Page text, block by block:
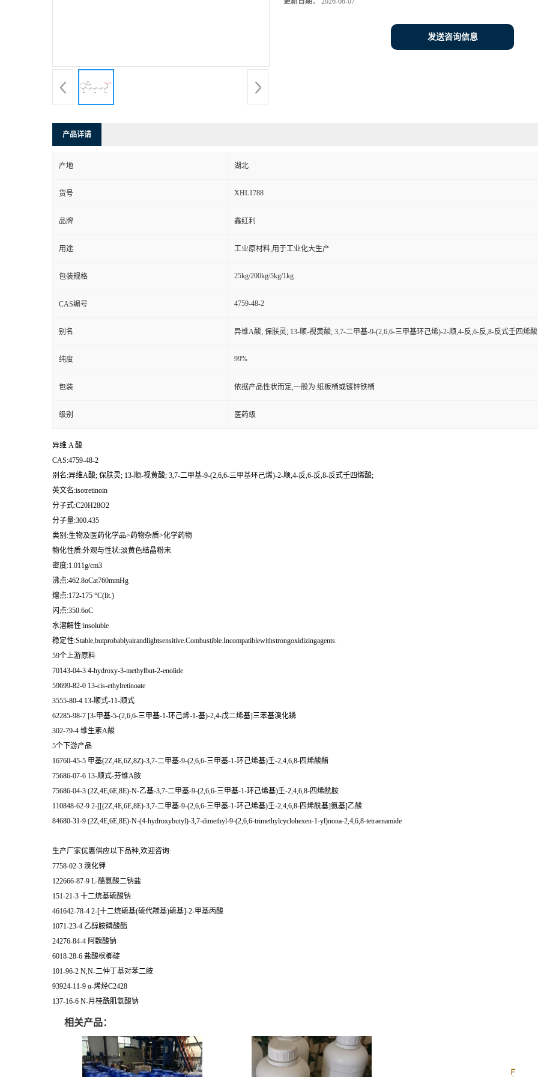
发送咨询信息
产品详请
产地 湖北
货号 XHL1788
品牌 鑫红利
用途 工业原材料,用于工业化大生产
包装规格 25kg/200kg/5kg/1kg
CAS编号 4759-48-2
别名 异维A酸; 保肤灵; 13-顺-视黄酸; 3,7-二甲基-9-(2,6,6-三甲基环己烯)-2-顺,4-反,6-反,8-反式壬四烯
纯度 99%
包装 依据产品性状而定,一般为:纸板桶或镀锌铁桶
级别 医药级
异维 A 酸
CAS:4759-48-2
别名:异维A酸; 保肤灵; 13-顺-视黄酸; 3,7-二甲基-9-(2,6,6-三甲基环己烯)-2-顺,4-反,6-反,8-反式壬四烯酸;
英文名:isotretinoin
分子式:C20H28O2
分子量:300.435
类别:生物及医药化学品>药物杂质>化学药物
物化性质:外观与性状:淡黄色结晶粉末
密度:1.011g/cm3
沸点:462.8oCat760mmHg
熔点:172-175 °C(lit.)
闪点:350.6oC
水溶解性:insoluble
稳定性:Stable,butprobablyairandlightsensitive.Combustible.Incompatiblewithstrongoxidizingagents.
59个上游原料
70143-04-3 4-hydroxy-3-methylbut-2-enolide
59699-82-0 13-cis-ethylretinoate
3555-80-4 13-顺式-11-顺式
62285-98-7 [3-甲基-5-(2,6,6-三甲基-1-环己烯-1-基)-2,4-戊二烯基]三苯基溴化鏻
302-79-4 维生素A酸
5个下游产品
16760-45-5 甲基(2Z,4E,6Z,8Z)-3,7-二甲基-9-(2,6,6-三甲基-1-环己烯基)壬-2,4,6,8-四烯酸酯
75686-07-6 13-顺式-芬维A胺
75686-04-3 (2Z,4E,6E,8E)-N-乙基-3,7-二甲基-9-(2,6,6-三甲基-1-环己烯基)壬-2,4,6,8-四烯酰胺
110848-62-9 2-[[(2Z,4E,6E,8E)-3,7-二甲基-9-(2,6,6-三甲基-1-环己烯基)壬-2,4,6,8-四烯酰基]氨基]乙酸
84680-31-9 (2Z,4E,6E,8E)-N-(4-hydroxybutyl)-3,7-dimethyl-9-(2,6,6-trimethylcyclohexen-1-yl)nona-2,4,6,8-tetraenamide
生产厂家优惠供应以下品种,欢迎咨询:
7758-02-3 溴化钾
122666-87-9 L-酪氨酸二钠盐
151-21-3 十二烷基硫酸钠
461642-78-4 2-[十二烷硫基(硫代羰基)硫基]-2-甲基丙酸
1071-23-4 乙醇胺磷酸酯
24276-84-4 阿魏酸钠
6018-28-6 盐酸槟榔碇
101-96-2 N,N-二仲丁基对苯二胺
93924-11-9 α-烯烃C2428
137-16-6 N-月桂酰肌氨酸钠
相关产品：